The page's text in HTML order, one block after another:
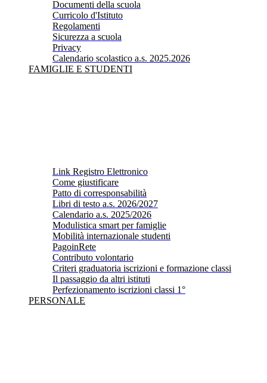
Documenti della scuola
Curricolo d'Istituto
Regolamenti
Sicurezza a scuola
Privacy
Calendario scolastico a.s. 2025.2026
FAMIGLIE E STUDENTI
Link Registro Elettronico
Come giustificare
Patto di corresponsabilità
Libri di testo a.s. 2026/2027
Calendario a.s. 2025/2026
Modulistica smart per famiglie
Mobilità internazionale studenti
PagoinRete
Contributo volontario
Criteri graduatoria iscrizioni e formazione classi
Il passaggio da altri istituti
Perfezionamento iscrizioni classi 1°
PERSONALE